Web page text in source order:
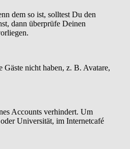
dem so ist, solltest Du den
dann überprüfe Deinen
Gäste nicht haben, z. B. Avatare,
Accounts verhindert. Um
Universität, im Internetcafé